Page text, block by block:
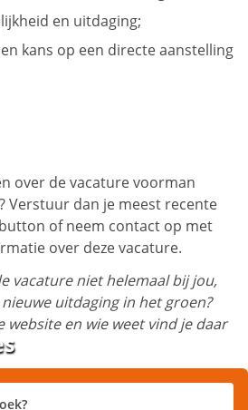
en uitdaging;
kans op een directe aanstelling
over de vacature voorman
Verstuur dan je meest recente
of neem contact op met
over deze vacature.
vacature niet helemaal bij jou,
uitdaging in het groen?
website en wie weet vind je daar